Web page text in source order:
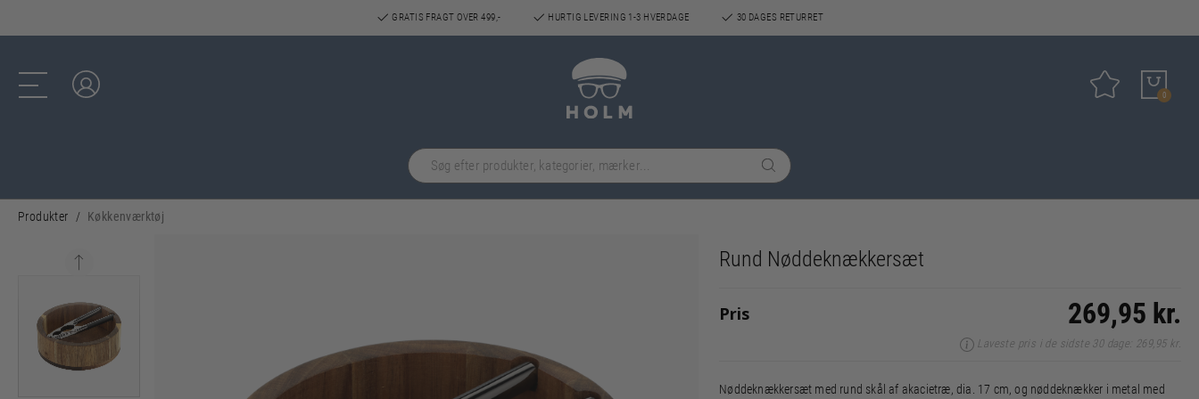
GRATIS FRAGT OVER 499,- HURTIG LEVERING 1-3 HVERDAGE 30 DAGES RETURRET
Tilføj til
0
Produkter Køkkenværktøj
Rund Nøddeknækkersæt
Pris 269,95 kr.
Laveste pris i de sidste 30 dage: 269,95 kr.
Nøddeknækkersæt med rund skål af akacietræ, dia. 17 cm, og nøddeknækker i metal med